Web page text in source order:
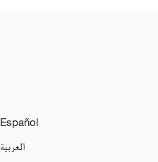
Español
العربية